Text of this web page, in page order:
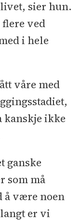
sier hun.
flere ved
i hele
våre med
kanskje ikke
ganske
som må
å være noen
er vi